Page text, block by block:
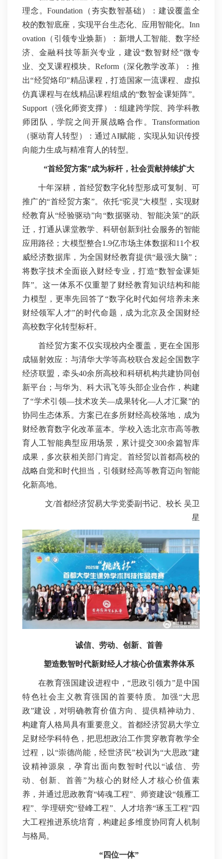
理念。Foundation（夯实数智基础）：建设覆盖全
校的数智底座，实现平台生态化、应用智能化。Inn
ovation（引领专业焕新）：新增人工智能、数字经
济、金融科技等新兴专业，建设“数智财经”微专
业、交叉课程模块。Reform（深化教学改革）：推
出“经贸烙印”精品课程，打造国家一流课程、虚拟
仿真课程与在线精品课程组成的“数智金课矩阵”。
Support（强化师资支撑）：组建跨学院、跨学科教
师团队，学院之间开展战略合作。Transformation
（驱动育人转型）：通过AI赋能，实现从知识传授
向能力生成与精准育人的转型。
“首经贸方案”成为标杆， 社会贡献持续扩大
十年深耕，首经贸数字化转型形成可复制、可
推广的“首经贸方案”。依托“驼灵”大模型，实现财
经教育从“经验驱动”向“数据驱动、智能决策”的跃
迁，打通从课堂教学、科研创新到社会服务的智能
应用路径；大模型整合1.9亿市场主体数据和11个权
威经济数据库，为全国财经教育提供“最强大脑”；
将数字技术全面嵌入财经专业，打造“数智金课矩
阵”。这一体系不仅重塑了财经教育知识结构和能
力模型，更率先回答了“数字化时代如何培养未来
财经领军人才”的时代命题，成为北京及全国财经
高校数字化转型标杆。
首经贸方案不仅实现校内全覆盖，更在全国形
成辐射效应：与清华大学等高校联合发起全国数字
经济联盟，牵头40余所高校和科研机构共建协同创
新平台；与华为、科大讯飞等头部企业合作，构建
了“学术引领—技术攻关—成果转化—人才汇聚”的
协同生态体系。方案已在多所财经高校落地，成为
财经教育数字化改革蓝本。学校入选北京市高等教
育人工智能典型应用场景，累计提交300余篇智库
成果，多次获相关部门肯定。首经贸以首都高校的
战略自觉和时代担当，引领财经高等教育迈向智能
化新高地。
文/首都经济贸易大学党委副书记、校长 吴卫
星
诚信、劳动、创新、首善
塑造数智时代新财经人才核心价值素养体系
在教育强国建设进程中，“思政引领力”是中国
特色社会主义教育强国的首要特质。加强“大思
政”建设，对明确教育价值方向、提供精神动力、
构建育人格局具有重要意义。首都经济贸易大学立
足财经学科特色，把思想政治工作贯穿教育教学全
过程，以“崇德尚能，经世济民”校训为“大思政”建
设精神源泉，孕育出面向数智时代以“诚信、劳
动、创新、首善”为核心的财经人才核心价值素
养，并通过思政教育“铸魂工程”、师资建设“领雁工
程”、学理研究“登峰工程”、人才培养“琢玉工程”四
大工程推进系统培育，构建起多维度协同育人机制
与格局。
“四位一体”